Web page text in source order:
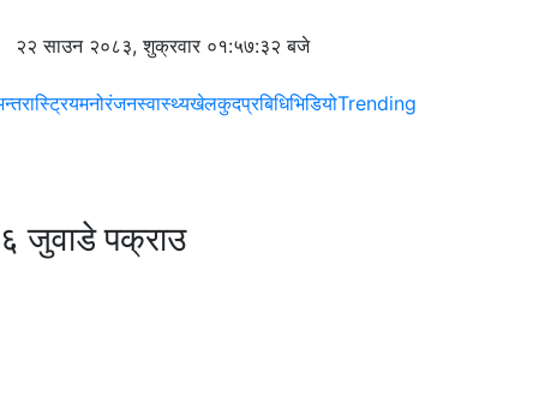
२२ साउन २०८३, शुक्रवार ०१:५७:३२ बजे
मनोरंजनस्वास्थ्यखेलकुदप्रबिधिभिडियोTrending
जुवाडे पक्राउ